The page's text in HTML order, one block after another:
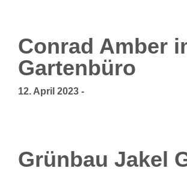
Conrad Amber
Gartenbüro
12. April 2023 -
Grünbau Jakel